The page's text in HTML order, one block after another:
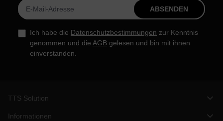
ABSENDEN
Ich habe die Datenschutzbestimmungen zur Kenntnis
genommen und die AGB gelesen und bin mit ihnen
einverstanden.
TTS Solution
Informationen